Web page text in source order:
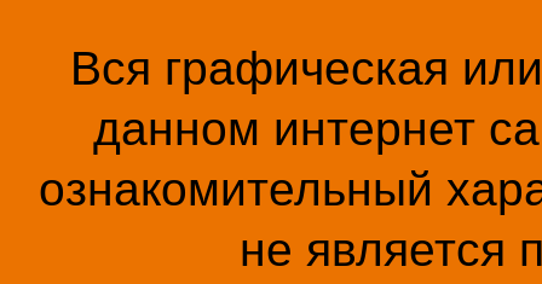
Вся графическая
данном интернет
ознакомительный
не является